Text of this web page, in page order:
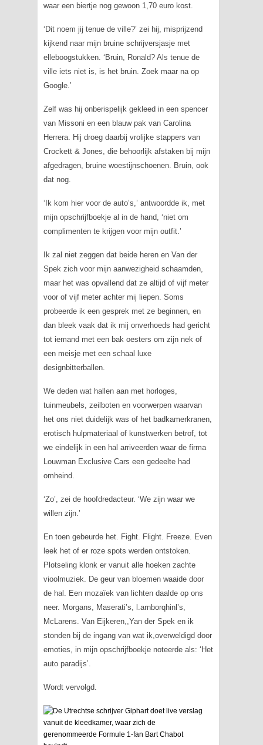
waar een biertje nog gewoon 1,70 euro kost.
‘Dit noem jij tenue de ville?’ zei hij, misprijzend
kijkend naar mijn bruine schrijversjasje met
elleboogstukken. ‘Bruin, Ronald? Als tenue de
ville iets niet is, is het bruin. Zoek maar na op
Google.’
Zelf was hij onberispelijk gekleed in een spencer
van Missoni en een blauw pak van Carolina
Herrera. Hij droeg daarbij vrolijke stappers van
Crockett & Jones, die behoorlijk afstaken bij mijn
afgedragen, bruine woestijnschoenen. Bruin, ook
dat nog.
‘Ik kom hier voor de auto’s,’ antwoordde ik, met
mijn opschrijfboekje al in de hand, ‘niet om
complimenten te krijgen voor mijn outfit.’
Ik zal niet zeggen dat beide heren en Van der
Spek zich voor mijn aanwezigheid schaamden,
maar het was opvallend dat ze altijd of vijf meter
voor of vijf meter achter mij liepen. Soms
probeerde ik een gesprek met ze beginnen, en
dan bleek vaak dat ik mij onverhoeds had gericht
tot iemand met een bak oesters om zijn nek of
een meisje met een schaal luxe
designbitterballen.
We deden wat hallen aan met horloges,
tuinmeubels, zeilboten en voorwerpen waarvan
het ons niet duidelijk was of het badkamerkranen,
erotisch hulpmateriaal of kunstwerken betrof, tot
we eindelijk in een hal arriveerden waar de firma
Louwman Exclusive Cars een gedeelte had
omheind.
‘Zo’, zei de hoofdredacteur. ‘We zijn waar we
willen zijn.’
En toen gebeurde het. Fight. Flight. Freeze. Even
leek het of er roze spots werden ontstoken.
Plotseling klonk er vanuit alle hoeken zachte
vioolmuziek. De geur van bloemen waaide door
de hal. Een mozaïek van lichten daalde op ons
neer. Morgans, Maserati’s, l.arnborqhinl’s,
McLarens. Van Eijkeren,,Yan der Spek en ik
stonden bij de ingang van wat ik,overweldigd door
emoties, in mijn opschrijfboekje noteerde als: ‘Het
auto paradijs’.
Wordt vervolgd.